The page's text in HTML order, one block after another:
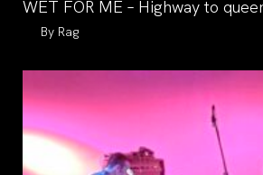
WET FOR ME – Highway to
Auteur/autrice
publication :
Rag